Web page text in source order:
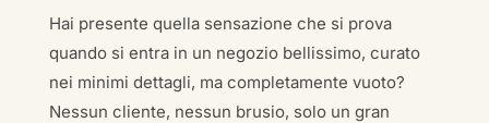
Hai presente quella sensazione che si prova
quando si entra in un negozio bellissimo, curato
nei minimi dettagli, ma completamente vuoto?
Nessun cliente, nessun brusio, solo un gran